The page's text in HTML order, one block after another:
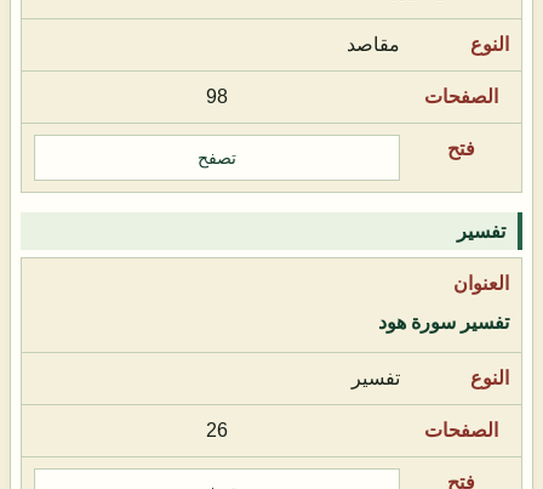
مقاصد
98
تصفح
تفسير
تفسير سورة هود
تفسير
26